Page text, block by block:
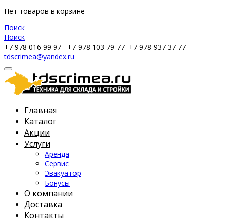
Нет товаров в корзине
Поиск
Поиск
+7 978 016 99 97
+7 978 103 79 77 +7 978 937 37 77
tdscrimea@yandex.ru
Главная
Каталог
Акции
Услуги
Аренда
Сервис
Эвакуатор
Бонусы
О компании
Доставка
Контакты